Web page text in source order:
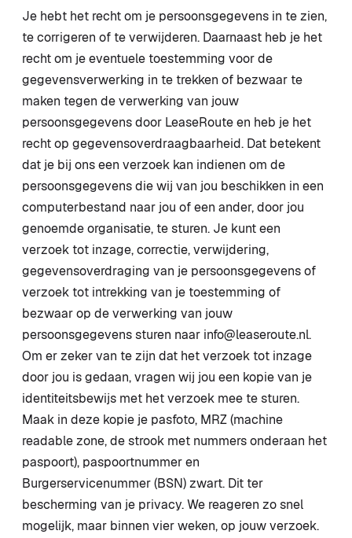
Je hebt het recht om je persoonsgegevens in te zien,
te corrigeren of te verwijderen. Daarnaast heb je het
recht om je eventuele toestemming voor de
gegevensverwerking in te trekken of bezwaar te
maken tegen de verwerking van jouw
persoonsgegevens door LeaseRoute en heb je het
recht op gegevensoverdraagbaarheid. Dat betekent
dat je bij ons een verzoek kan indienen om de
persoonsgegevens die wij van jou beschikken in een
computerbestand naar jou of een ander, door jou
genoemde organisatie, te sturen. Je kunt een
verzoek tot inzage, correctie, verwijdering,
gegevensoverdraging van je persoonsgegevens of
verzoek tot intrekking van je toestemming of
bezwaar op de verwerking van jouw
persoonsgegevens sturen naar info@leaseroute.nl.
Om er zeker van te zijn dat het verzoek tot inzage
door jou is gedaan, vragen wij jou een kopie van je
identiteitsbewijs met het verzoek mee te sturen.
Maak in deze kopie je pasfoto, MRZ (machine
readable zone, de strook met nummers onderaan het
paspoort), paspoortnummer en
Burgerservicenummer (BSN) zwart. Dit ter
bescherming van je privacy. We reageren zo snel
mogelijk, maar binnen vier weken, op jouw verzoek.